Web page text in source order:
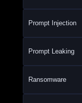
Prompt Injection
Prompt Leaking
Ransomware